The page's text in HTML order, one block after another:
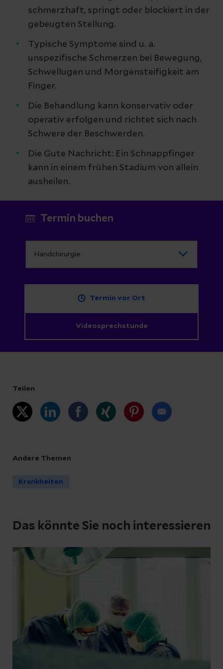
Fingers.
Eine frühzeitige Therapie kann
chronischen Beschwerden vorbeugen.
schmerzhaft, springt oder blockiert in der
gebeugten Stellung.
Typische Symptome sind u. a.
unspezifische Schmerzen bei Bewegung,
Schwellugen und Morgensteifigkeit am
Finger.
Die Behandlung kann konservativ oder
operativ erfolgen und richtet sich nach
Schwere der Beschwerden.
Die Gute Nachricht: Ein Schnappfinger
kann in einem frühen Stadium von allein
ausheilen.
Termin buchen
Termin vor Ort
Videosprechstunde
Teilen
Andere Themen
Krankheiten
Das könnte Sie noch interessieren